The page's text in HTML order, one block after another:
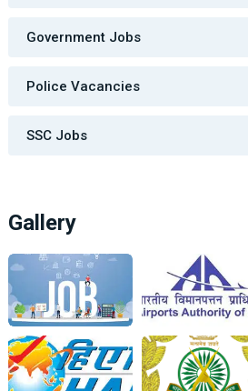
Government Jobs
Police Vacancies
SSC Jobs
Gallery